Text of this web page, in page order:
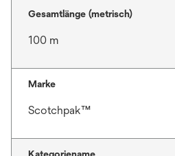
Gesamtlänge (metrisch)
100 m
Marke
Scotchpak™